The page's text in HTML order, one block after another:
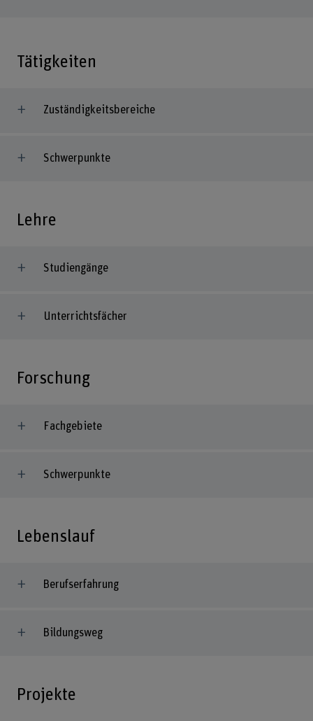
Tätigkeiten
Zuständigkeitsbereiche
Schwerpunkte
Lehre
Studiengänge
Unterrichtsfächer
Forschung
Fachgebiete
Schwerpunkte
Lebenslauf
Berufserfahrung
Bildungsweg
Projekte